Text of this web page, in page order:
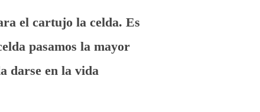
el cartujo la celda. Es
pasamos la mayor
darse en la vida